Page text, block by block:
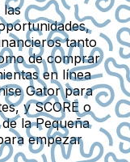
las
tanto
de comprar
en línea
Gator para
y SCORE o
la Pequeña
empezar